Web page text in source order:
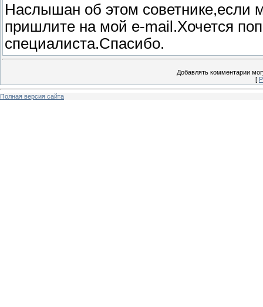
Наслышан об этом советнике,если
пришлите на мой e-mail.Хочется
специалиста.Спасибо.
Добавлять комментарии
[
Полная версия сайта